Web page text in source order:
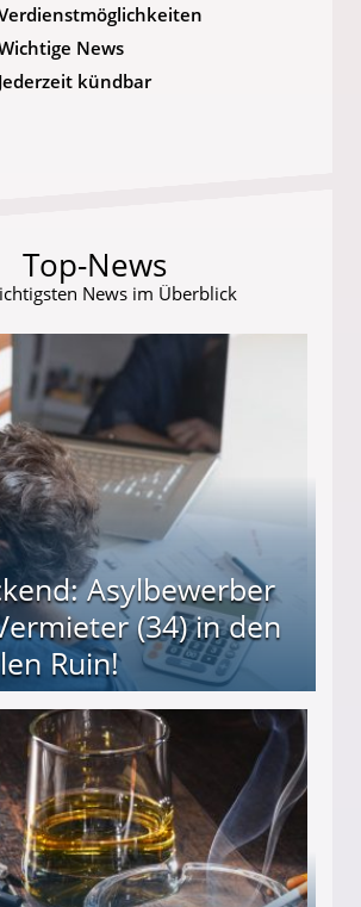
News
Jederzeit kündbar
Top-News
News im Überblick
Asylbewerber
(34) in den
Ruin!
Ruin!